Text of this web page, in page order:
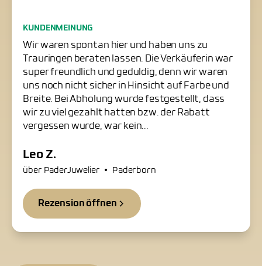
Freundliche Trauringschmiede
in Paderborn
KUNDENMEINUNG
Wir waren spontan hier und haben uns zu
Trauringen beraten lassen. Die Verkäuferin war
super freundlich und geduldig, denn wir waren
uns noch nicht sicher in Hinsicht auf Farbe und
Breite. Bei Abholung wurde festgestellt, dass
wir zu viel gezahlt hatten bzw. der Rabatt
vergessen wurde, war kein...
Leo Z.
über PaderJuwelier • Paderborn
Rezension öffnen